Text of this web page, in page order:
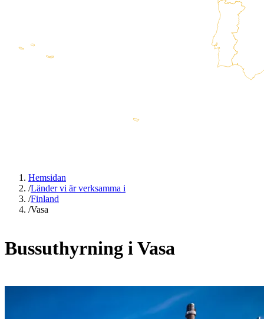
Hemsidan
/Länder vi är verksamma i
/Finland
/Vasa
Bussuthyrning i Vasa